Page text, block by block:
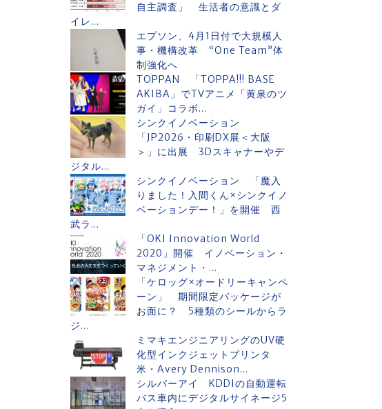
自主調査」 生活者の意識とダ
イレ...
エプソン、4月1日付で大規模人
事・機構改革 “One Team”体
制強化へ
TOPPAN 「TOPPA!!! BASE
AKIBA」でTVアニメ「黄泉のツ
ガイ」コラボ...
シンクイノベーション
「JP2026・印刷DX展＜大阪
＞」に出展 3Dスキャナーやデ
ジタル...
シンクイノベーション 「魔入
りました！入間くん×シンクイノ
ベーションデー！」を開催 西
武ラ...
「OKI Innovation World
2020」開催 イノベーション・
マネジメント・...
「ケロッグ×オードリーキャンペ
ーン」 期間限定パッケージが
お面に？ 5種類のシールからラ
ジ...
ミマキエンジニアリングのUV硬
化型インクジェットプリンタ
米・Avery Dennison...
シルバーアイ KDDIの自動運転
バス車内にデジタルサイネージ5